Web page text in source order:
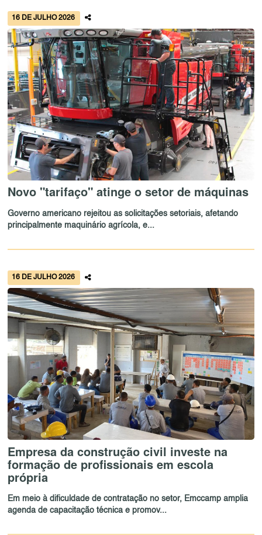
16 DE JULHO 2026
Novo "tarifaço" atinge o setor de máquinas
Governo americano rejeitou as solicitações setoriais, afetando
principalmente maquinário agrícola, e...
16 DE JULHO 2026
Empresa da construção civil investe na
formação de profissionais em escola
própria
Em meio à dificuldade de contratação no setor, Emccamp amplia
agenda de capacitação técnica e promov...